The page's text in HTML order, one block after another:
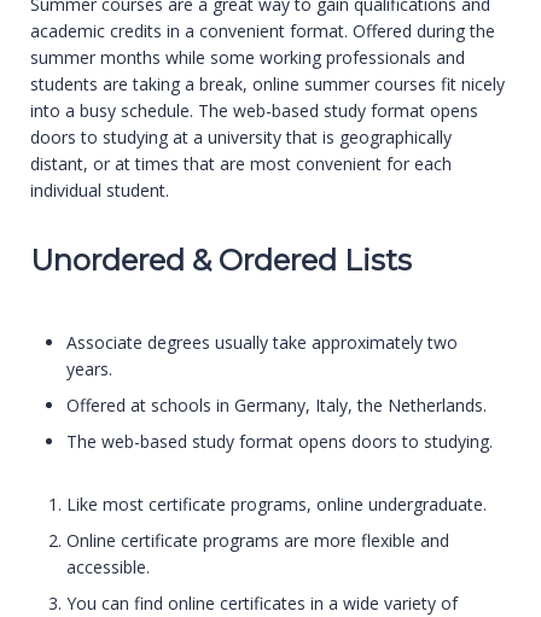
academic credits in a convenient format. Offered during the
summer months while some working professionals and
students are taking a break, online summer courses fit nicely
into a busy schedule. The web-based study format opens
doors to studying at a university that is geographically
distant, or at times that are most convenient for each
individual student.
Unordered & Ordered Lists
Associate degrees usually take approximately two
years.
Offered at schools in Germany, Italy, the Netherlands.
The web-based study format opens doors to studying.
Like most certificate programs, online undergraduate.
Online certificate programs are more flexible and
accessible.
You can find online certificates in a wide variety of